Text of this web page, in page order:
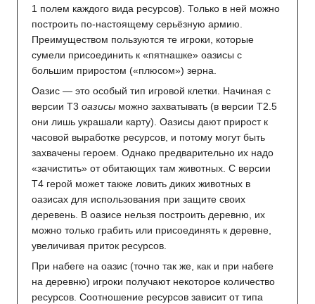
1 полем каждого вида ресурсов). Только в ней можно
построить по-настоящему серьёзную армию.
Преимуществом пользуются те игроки, которые
сумели присоединить к «пятнашке» оазисы с
большим приростом («плюсом») зерна.
Оазис — это особый тип игровой клетки. Начиная с
версии Т3 оазисы можно захватывать (в версии Т2.5
они лишь украшали карту). Оазисы дают прирост к
часовой выработке ресурсов, и потому могут быть
захвачены героем. Однако предварительно их надо
«зачистить» от обитающих там животных. С версии
T4 герой может также ловить диких животных в
оазисах для использования при защите своих
деревень. В оазисе нельзя построить деревню, их
можно только грабить или присоединять к деревне,
увеличивая приток ресурсов.
При набеге на оазис (точно так же, как и при набеге
на деревню) игроки получают некоторое количество
ресурсов. Соотношение ресурсов зависит от типа